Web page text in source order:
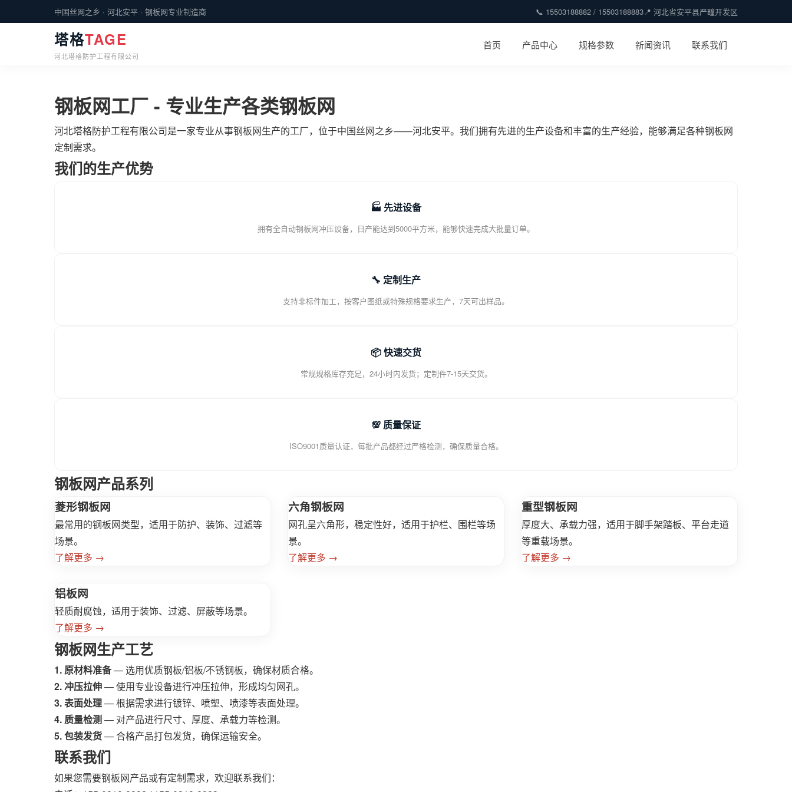
中国丝网之乡 · 河北安平 · 钢板网专业制造商 📞 15503188882 / 15503188883📍 河北省安平县严疃开发区
塔格TAGE
河北塔格防护工程有限公司
首页 产品中心 规格参数 新闻资讯 联系我们
钢板网工厂 - 专业生产各类钢板网
河北塔格防护工程有限公司是一家专业从事钢板网生产的工厂，位于中国丝网之乡——河北安平。我们拥有先进的生产设备和丰富的生产经验，能够满足各种钢板网
定制需求。
我们的生产优势
🏭 先进设备
拥有全自动钢板网冲压设备，日产能达到5000平方米，能够快速完成大批量订单。
🔧 定制生产
支持非标件加工，按客户图纸或特殊规格要求生产，7天可出样品。
📦 快速交货
常规规格库存充足，24小时内发货；定制件7-15天交货。
💯 质量保证
ISO9001质量认证，每批产品都经过严格检测，确保质量合格。
钢板网产品系列
菱形钢板网
最常用的钢板网类型，适用于防护、装饰、过滤等
场景。
了解更多 →
六角钢板网
网孔呈六角形，稳定性好，适用于护栏、围栏等场
景。
了解更多 →
重型钢板网
厚度大、承载力强，适用于脚手架踏板、平台走道
等重载场景。
了解更多 →
铝板网
轻质耐腐蚀，适用于装饰、过滤、屏蔽等场景。
了解更多 →
钢板网生产工艺
1. 原材料准备— 选用优质钢板/铝板/不锈钢板，确保材质合格。
2. 冲压拉伸— 使用专业设备进行冲压拉伸，形成均匀网孔。
3. 表面处理— 根据需求进行镀锌、喷塑、喷漆等表面处理。
4. 质量检测— 对产品进行尺寸、厚度、承载力等检测。
5. 包装发货— 合格产品打包发货，确保运输安全。
联系我们
如果您需要钢板网产品或有定制需求，欢迎联系我们：